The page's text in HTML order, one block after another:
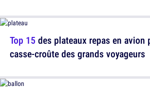
Top 15 des plateaux repas en avion
casse-croûte des grands voyageurs